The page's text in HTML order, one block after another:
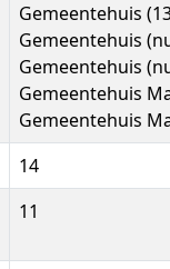
Gemeentehuis
Gemeentehuis
Gemeentehuis
Gemeentehuis
Gemeentehuis
14
11